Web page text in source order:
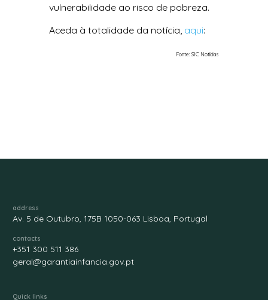
vulnerabilidade ao risco de pobreza.
Aceda à totalidade da notícia, aqui:
Fonte: SIC Notícias
address
Av. 5 de Outubro, 175B 1050-063 Lisboa, Portugal
contacts
+351 300 511 386
geral@garantiainfancia.gov.pt
Quick links